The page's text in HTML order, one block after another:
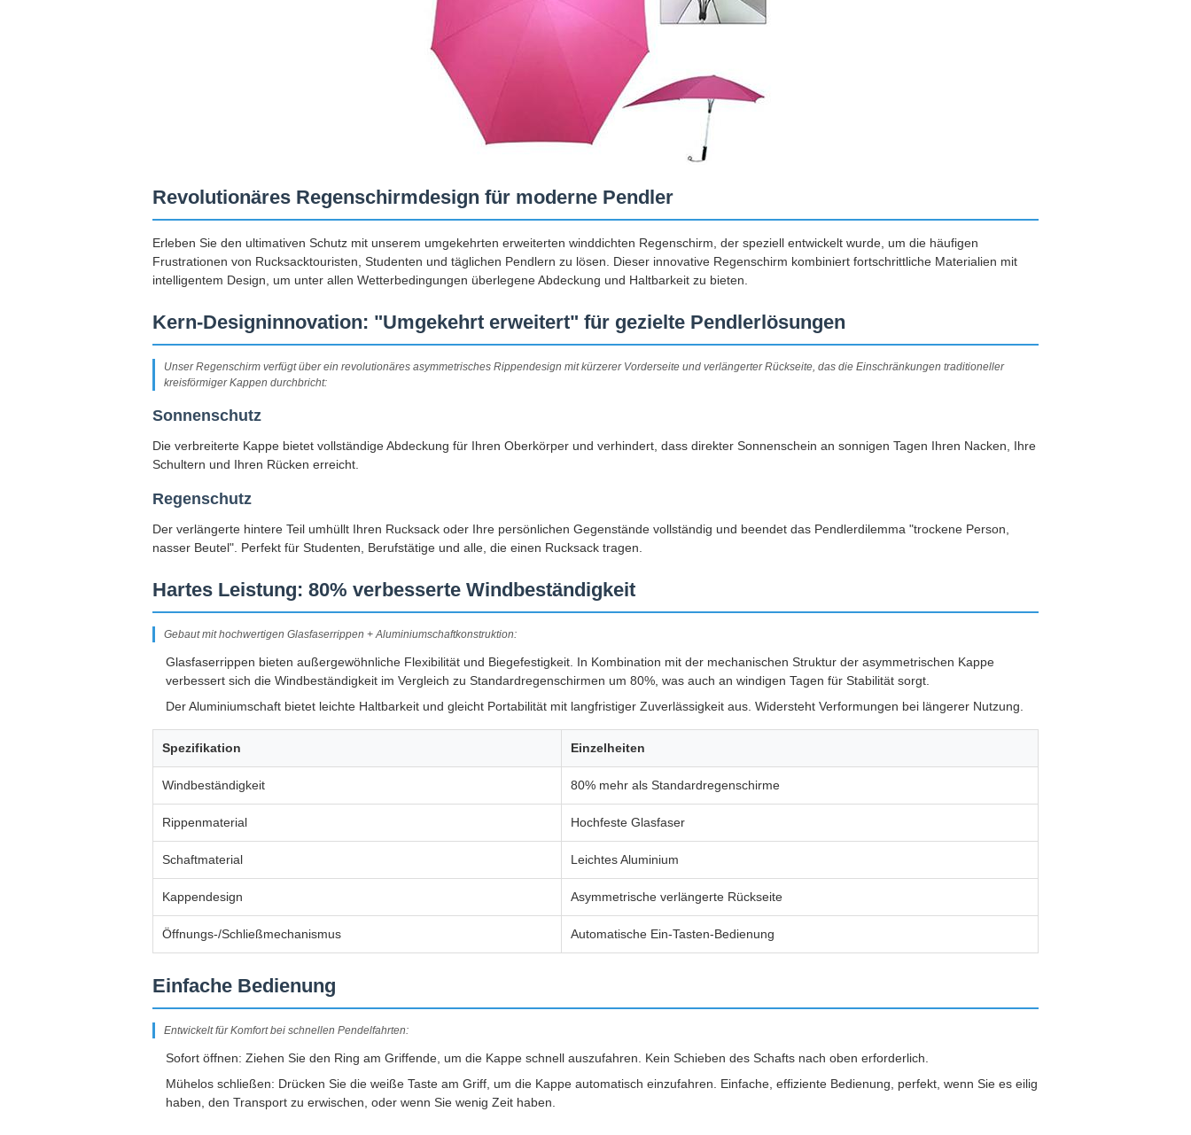
Revolutionäres Regenschirmdesign für moderne Pendler
Erleben Sie den ultimativen Schutz mit unserem umgekehrten erweiterten winddichten Regenschirm, der speziell entwickelt wurde, um die häufigen
Frustrationen von Rucksacktouristen, Studenten und täglichen Pendlern zu lösen. Dieser innovative Regenschirm kombiniert fortschrittliche Materialien mit
intelligentem Design, um unter allen Wetterbedingungen überlegene Abdeckung und Haltbarkeit zu bieten.
Kern-Designinnovation: "Umgekehrt erweitert" für gezielte Pendlerlösungen
Unser Regenschirm verfügt über ein revolutionäres asymmetrisches Rippendesign mit kürzerer Vorderseite und verlängerter Rückseite, das die Einschränkungen traditioneller
kreisförmiger Kappen durchbricht:
Sonnenschutz
Die verbreiterte Kappe bietet vollständige Abdeckung für Ihren Oberkörper und verhindert, dass direkter Sonnenschein an sonnigen Tagen Ihren Nacken, Ihre
Schultern und Ihren Rücken erreicht.
Regenschutz
Der verlängerte hintere Teil umhüllt Ihren Rucksack oder Ihre persönlichen Gegenstände vollständig und beendet das Pendlerdilemma "trockene Person,
nasser Beutel". Perfekt für Studenten, Berufstätige und alle, die einen Rucksack tragen.
Hartes Leistung: 80% verbesserte Windbeständigkeit
Gebaut mit hochwertigen Glasfaserrippen + Aluminiumschaftkonstruktion:
Glasfaserrippen bieten außergewöhnliche Flexibilität und Biegefestigkeit. In Kombination mit der mechanischen Struktur der asymmetrischen Kappe
verbessert sich die Windbeständigkeit im Vergleich zu Standardregenschirmen um 80%, was auch an windigen Tagen für Stabilität sorgt.
Der Aluminiumschaft bietet leichte Haltbarkeit und gleicht Portabilität mit langfristiger Zuverlässigkeit aus. Widersteht Verformungen bei längerer Nutzung.
Spezifikation Einzelheiten
Windbeständigkeit 80% mehr als Standardregenschirme
Rippenmaterial Hochfeste Glasfaser
Schaftmaterial Leichtes Aluminium
Kappendesign Asymmetrische verlängerte Rückseite
Öffnungs-/Schließmechanismus Automatische Ein-Tasten-Bedienung
Einfache Bedienung
Entwickelt für Komfort bei schnellen Pendelfahrten:
Sofort öffnen: Ziehen Sie den Ring am Griffende, um die Kappe schnell auszufahren. Kein Schieben des Schafts nach oben erforderlich.
Mühelos schließen: Drücken Sie die weiße Taste am Griff, um die Kappe automatisch einzufahren. Einfache, effiziente Bedienung, perfekt, wenn Sie es eilig
haben, den Transport zu erwischen, oder wenn Sie wenig Zeit haben.